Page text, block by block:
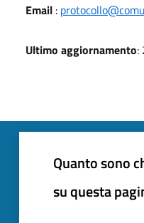
Email :
Ultimo aggiornamento:
Quanto sono
su questa